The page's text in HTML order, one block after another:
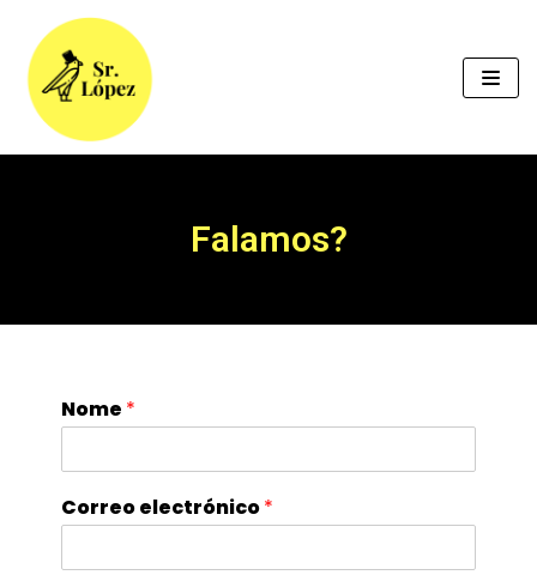
Skip
to
content
Falamos?​
Nome *
Correo electrónico*